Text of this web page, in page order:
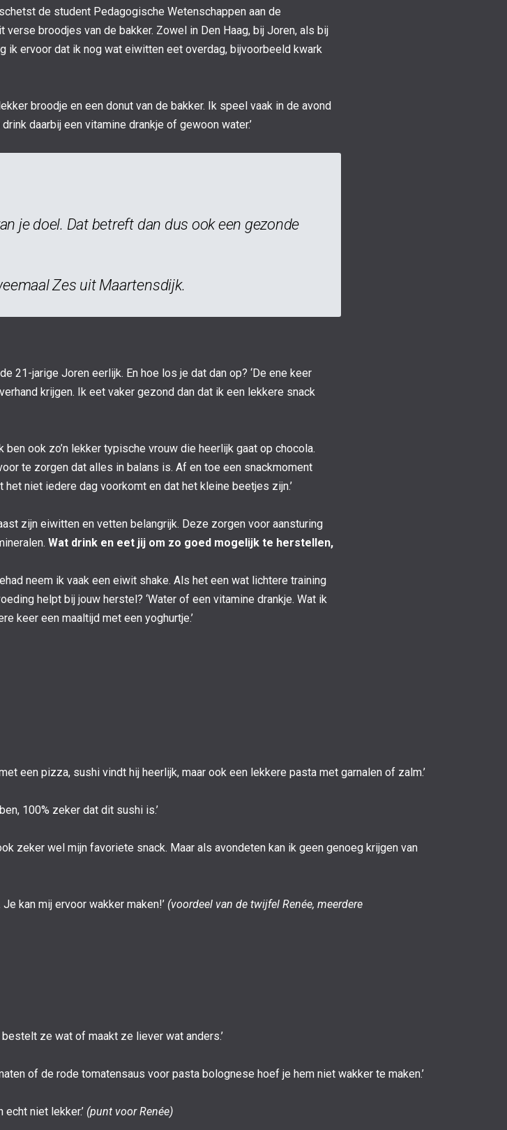
de student Pedagogische Wetenschappen aan de
broodjes van de bakker. Zowel in Den Haag, bij Joren, als bij
ik ervoor dat ik nog wat eiwitten eet overdag, bijvoorbeeld kwark
broodje en een donut van de bakker. Ik speel vaak in de avond
daarbij een vitamine drankje of gewoon water.’
je doel. Dat betreft dan dus ook een gezonde
Zes uit Maartensdijk.
21-jarige Joren eerlijk. En hoe los je dat dan op? ‘De ene keer
krijgen. Ik eet vaker gezond dan dat ik een lekkere snack
ben ook zo’n lekker typische vrouw die heerlijk gaat op chocola.
te zorgen dat alles in balans is. Af en toe een snackmoment
niet iedere dag voorkomt en dat het kleine beetjes zijn.’
zijn eiwitten en vetten belangrijk. Deze zorgen voor aansturing
Wat drink en eet jij om zo goed mogelijk te herstellen,
neem ik vaak een eiwit shake. Als het een wat lichtere training
helpt bij jouw herstel? ‘Water of een vitamine drankje. Wat ik
keer een maaltijd met een yoghurtje.’
een pizza, sushi vindt hij heerlijk, maar ook een lekkere pasta met garnalen of zalm.’
100% zeker dat dit sushi is.’
zeker wel mijn favoriete snack. Maar als avondeten kan ik geen genoeg krijgen van
kan mij ervoor wakker maken!’ (voordeel van de twijfel Renée, meerdere
ze wat of maakt ze liever wat anders.’
of de rode tomatensaus voor pasta bolognese hoef je hem niet wakker te maken.’
niet lekker.’ (punt voor Renée)